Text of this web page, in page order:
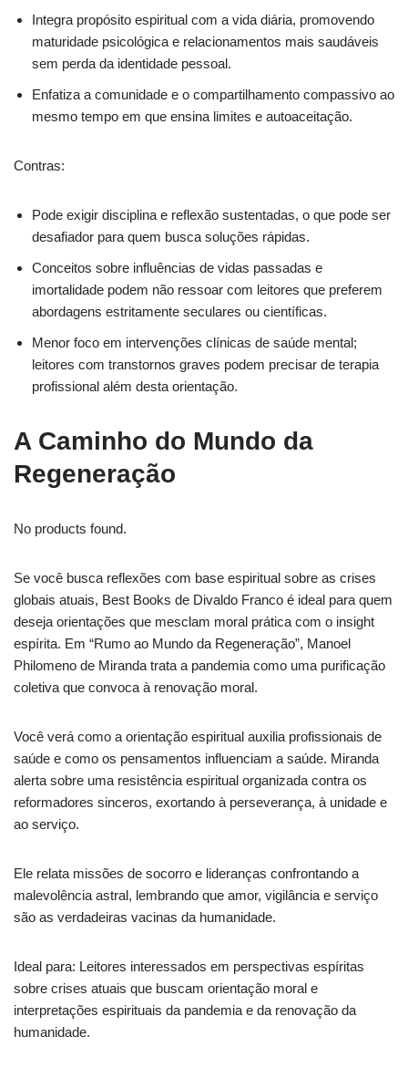
Integra propósito espiritual com a vida diária, promovendo
maturidade psicológica e relacionamentos mais saudáveis
sem perda da identidade pessoal.
Enfatiza a comunidade e o compartilhamento compassivo ao
mesmo tempo em que ensina limites e autoaceitação.
Contras:
Pode exigir disciplina e reflexão sustentadas, o que pode ser
desafiador para quem busca soluções rápidas.
Conceitos sobre influências de vidas passadas e
imortalidade podem não ressoar com leitores que preferem
abordagens estritamente seculares ou científicas.
Menor foco em intervenções clínicas de saúde mental;
leitores com transtornos graves podem precisar de terapia
profissional além desta orientação.
A Caminho do Mundo da
Regeneração
No products found.
Se você busca reflexões com base espiritual sobre as crises
globais atuais, Best Books de Divaldo Franco é ideal para quem
deseja orientações que mesclam moral prática com o insight
espírita. Em “Rumo ao Mundo da Regeneração”, Manoel
Philomeno de Miranda trata a pandemia como uma purificação
coletiva que convoca à renovação moral.
Você verá como a orientação espiritual auxilia profissionais de
saúde e como os pensamentos influenciam a saúde. Miranda
alerta sobre uma resistência espiritual organizada contra os
reformadores sinceros, exortando à perseverança, à unidade e
ao serviço.
Ele relata missões de socorro e lideranças confrontando a
malevolência astral, lembrando que amor, vigilância e serviço
são as verdadeiras vacinas da humanidade.
Ideal para: Leitores interessados em perspectivas espíritas
sobre crises atuais que buscam orientação moral e
interpretações espirituais da pandemia e da renovação da
humanidade.